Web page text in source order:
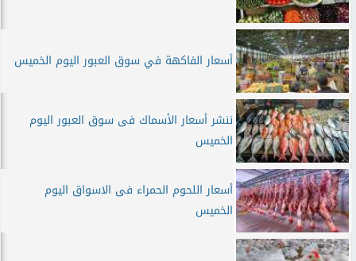
أسعار الفاكهة في سوق العبور اليوم الخميس
ننشر أسعار الأسماك فى سوق العبور اليوم
الخميس
أسعار اللحوم الحمراء فى الاسواق اليوم
الخميس